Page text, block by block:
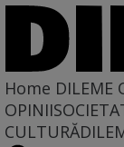
Home DILEME
OPINII
CULTURĂ